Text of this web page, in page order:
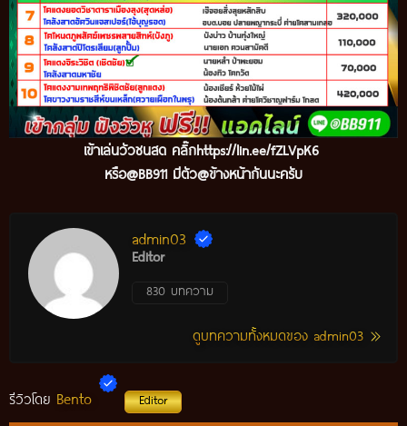
เข้าเล่นวัวชนสด คลิ๊กhttps://lin.ee/fZLVpK6
หรือ@BB911 มีตัว@ข้างหน้ากันนะครับ
admin03
Editor
830 บทความ
ดูบทความทั้งหมดของ admin03
รีวิวโดย Bento Editor